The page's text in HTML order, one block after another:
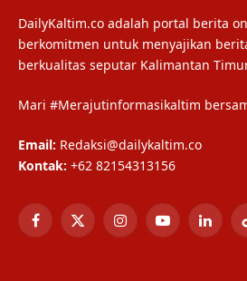
DailyKaltim.co adalah portal berita
berkomitmen untuk menyajikan
berkualitas seputar Kalimantan
Mari #Merajutinformasikaltim
Email: Redaksi@dailykaltim.co
Kontak: +62 82154313156
Facebook
X
InstagramYouTube